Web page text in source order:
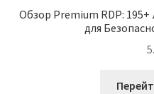
Обзор Premium RDP:
для